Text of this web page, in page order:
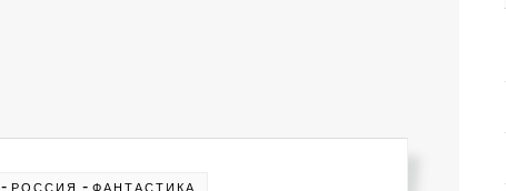
-РОССИЯ -ФАНТАСТИКА